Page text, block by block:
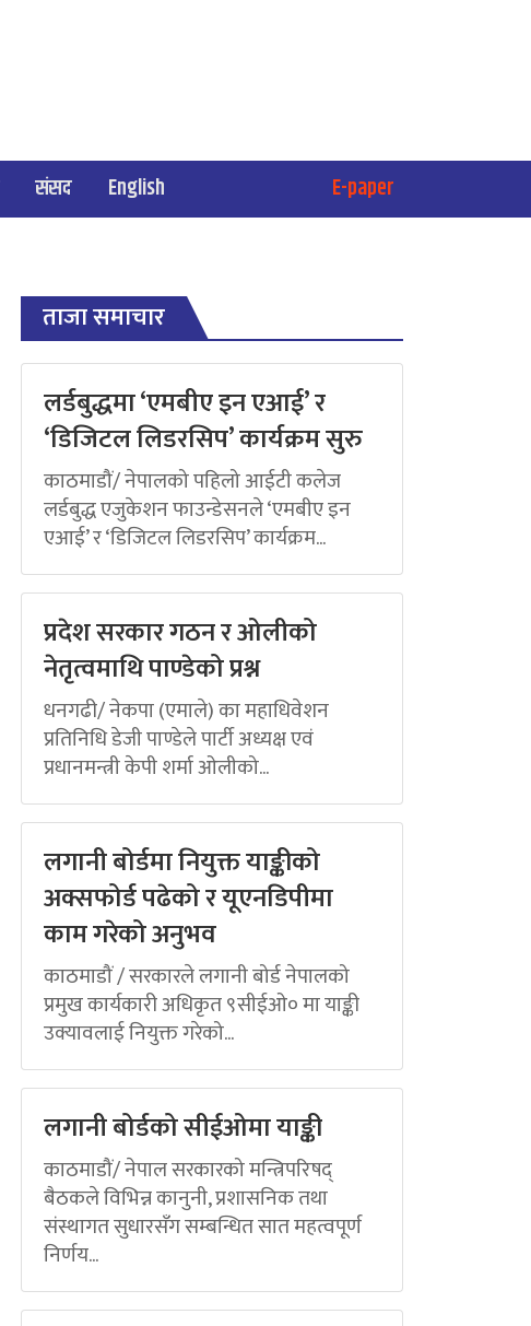
संसद English E-paper
ताजा समाचार
लर्डबुद्धमा ‘एमबीए इन एआई’ र
‘डिजिटल लिडरसिप’ कार्यक्रम सुरु
काठमाडौं/ नेपालको पहिलो आईटी कलेज
लर्डबुद्ध एजुकेशन फाउन्डेसनले ‘एमबीए इन
एआई’ र ‘डिजिटल लिडरसिप’ कार्यक्रम...
प्रदेश सरकार गठन र ओलीको
नेतृत्वमाथि पाण्डेको प्रश्न
धनगढी/ नेकपा (एमाले) का महाधिवेशन
प्रतिनिधि डेजी पाण्डेले पार्टी अध्यक्ष एवं
प्रधानमन्त्री केपी शर्मा ओलीको...
लगानी बोर्डमा नियुक्त याङ्कीको
अक्सफोर्ड पढेको र यूएनडिपीमा
काम गरेको अनुभव
काठमाडौं / सरकारले लगानी बोर्ड नेपालको
प्रमुख कार्यकारी अधिकृत ९सीईओ० मा याङ्की
उक्यावलाई नियुक्त गरेको...
लगानी बोर्डको सीईओमा याङ्की
काठमाडौं/ नेपाल सरकारको मन्त्रिपरिषद्
बैठकले विभिन्न कानुनी, प्रशासनिक तथा
संस्थागत सुधारसँग सम्बन्धित सात महत्वपूर्ण
निर्णय...